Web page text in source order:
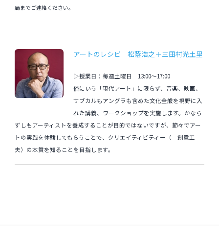
局までご連絡ください。
アートのレシピ 松蔭浩之＋三田村光土里
▷授業日：毎週土曜日 13:00〜17:00
俗にいう「現代アート」に限らず、音楽、映画、
サブカルもアングラも含めた文化全般を視野に入
れた講義、ワークショップを実施します。かなら
ずしもアーティストを養成することが目的ではないですが、節々でアー
トの実践を体験してもらうことで、クリエイティビティー（＝創意工
夫）の本質を知ることを目指します。